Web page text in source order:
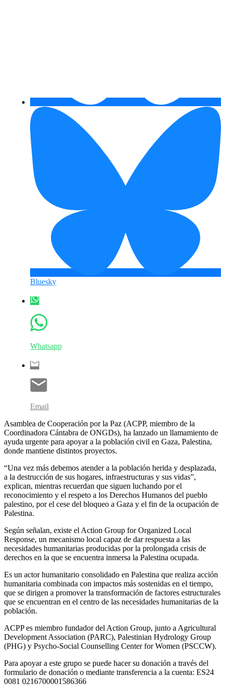
Bluesky
Whatsapp
Email
Asamblea de Cooperación por la Paz (ACPP, miembro de la
Coordinadora Cántabra de ONGDs), ha lanzado un llamamiento de
ayuda urgente para apoyar a la población civil en Gaza, Palestina,
donde mantiene distintos proyectos.
“Una vez más debemos atender a la población herida y desplazada,
a la destrucción de sus hogares, infraestructuras y sus vidas”,
explican, mientras recuerdan que siguen luchando por el
reconocimiento y el respeto a los Derechos Humanos del pueblo
palestino, por el cese del bloqueo a Gaza y el fin de la ocupación de
Palestina.
Según señalan, existe el Action Group for Organized Local
Response, un mecanismo local capaz de dar respuesta a las
necesidades humanitarias producidas por la prolongada crisis de
derechos en la que se encuentra inmersa la Palestina ocupada.
Es un actor humanitario consolidado en Palestina que realiza acción
humanitaria combinada con impactos más sostenidas en el tiempo,
que se dirigen a promover la transformación de factores estructurales
que se encuentran en el centro de las necesidades humanitarias de la
población.
ACPP es miembro fundador del Action Group, junto a Agricultural
Development Association (PARC), Palestinian Hydrology Group
(PHG) y Psycho-Social Counselling Center for Women (PSCCW).
Para apoyar a este grupo se puede hacer su donación a través del
formulario de donación o mediante transferencia a la cuenta: ES24
0081 0216700001586366